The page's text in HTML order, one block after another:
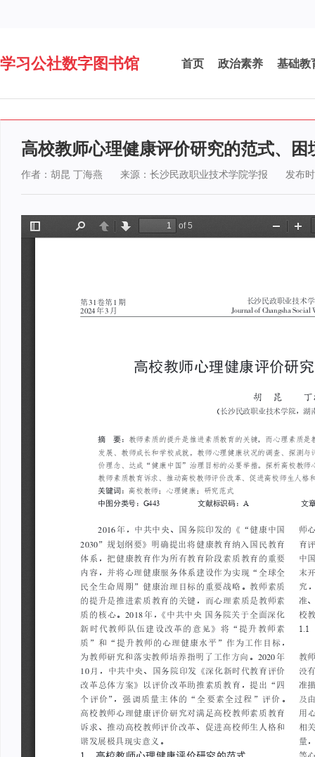
学习公社数字图书馆 首页 政治素养 基础教
高校教师心理健康评价研究的范式、困
作者：胡昆 丁海燕 来源：长沙民政职业技术学院学报 发布